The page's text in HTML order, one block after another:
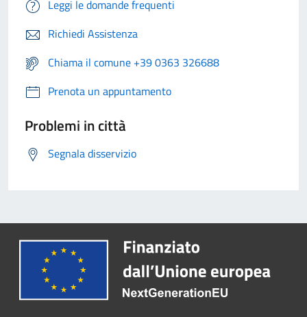
Leggi le domande frequenti
Richiedi Assistenza
Chiama il comune +39 0363 326688
Prenota un appuntamento
Problemi in città
Segnala disservizio